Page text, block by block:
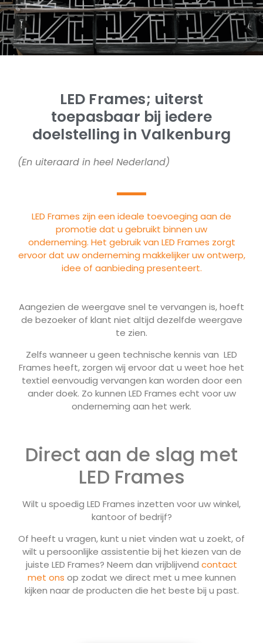
LED Frames; uiterst
toepasbaar bij iedere
doelstelling in Valkenburg
(En uiteraard in heel Nederland)
LED Frames zijn een ideale toevoeging aan de
promotie dat u gebruikt binnen uw
onderneming. Het gebruik van LED Frames zorgt
ervoor dat uw onderneming makkelijker uw ontwerp,
idee of aanbieding presenteert.
Aangezien de weergave snel te vervangen is, hoeft
de bezoeker of klant niet altijd dezelfde weergave
te zien.
Zelfs wanneer u geen technische kennis van LED
Frames heeft, zorgen wij ervoor dat u weet hoe het
textiel eenvoudig vervangen kan worden door een
ander doek. Zo kunnen LED Frames echt voor uw
onderneming aan het werk.
Direct aan de slag met
LED Frames
Wilt u spoedig LED Frames inzetten voor uw winkel,
kantoor of bedrijf?
Of heeft u vragen, kunt u niet vinden wat u zoekt, of
wilt u persoonlijke assistentie bij het kiezen van de
juiste LED Frames? Neem dan vrijblijvend contact
met ons op zodat we direct met u mee kunnen
kijken naar de producten die het beste bij u past.